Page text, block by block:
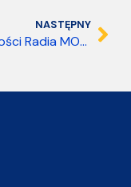
NASTĘPNY
Aktualności Radia MORS 09.03.2026 15:00